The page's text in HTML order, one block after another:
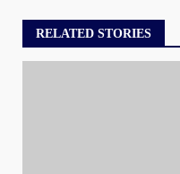
RELATED STORIES